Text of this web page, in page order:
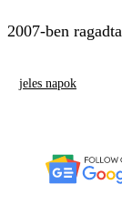
2007-ben
jeles napok